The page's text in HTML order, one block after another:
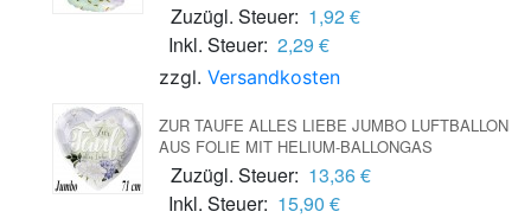
Zuzügl. Steuer: 1,92 €
Inkl. Steuer: 2,29 €
zzgl. Versandkosten
ZUR TAUFE ALLES LIEBE JUMBO LUFTBALLON
AUS FOLIE MIT HELIUM-BALLONGAS
Zuzügl. Steuer: 13,36 €
Inkl. Steuer: 15,90 €